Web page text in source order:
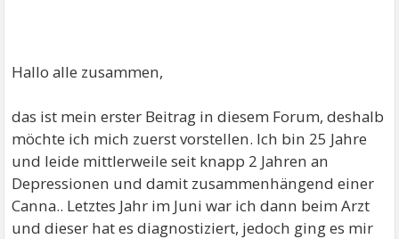
Hallo alle zusammen,
das ist mein erster Beitrag in diesem Forum, deshalb
möchte ich mich zuerst vorstellen. Ich bin 25 Jahre
und leide mittlerweile seit knapp 2 Jahren an
Depressionen und damit zusammenhängend einer
Canna.. Letztes Jahr im Juni war ich dann beim Arzt
und dieser hat es diagnostiziert, jedoch ging es mir